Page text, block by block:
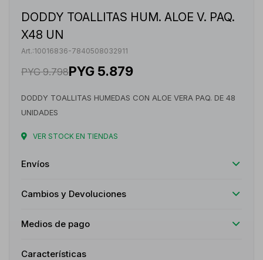
DODDY TOALLITAS HUM. ALOE V. PAQ.
X48 UN
10016836-7840508032911
PYG 9.798PYG 5.879
DODDY TOALLITAS HUMEDAS CON ALOE VERA PAQ. DE 48
UNIDADES
VER STOCK EN TIENDAS
Envíos
Cambios y Devoluciones
Medios de pago
Características